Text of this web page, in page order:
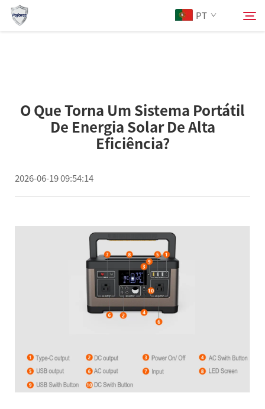
PT
Produtos
Baixar
Entre em Contato
O Que Torna Um Sistema Portátil
De Energia Solar De Alta
Eficiência?
2026-06-19 09:54:14